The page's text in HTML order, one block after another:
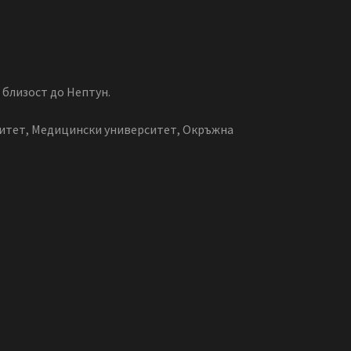
до Нептун.
Медицински университет, Окръжна